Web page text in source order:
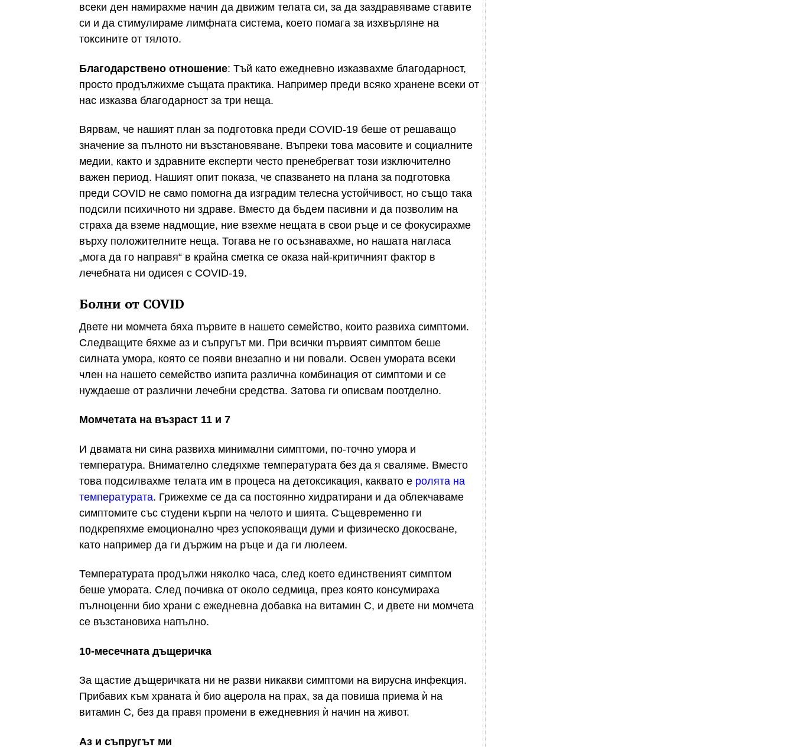
всеки ден намирахме начин да движим телата си, за да заздравяваме ставите
си и да стимулираме лимфната система, което помага за изхвърляне на
токсините от тялото.
Благодарствено отношение: Тъй като ежедневно изказвахме благодарност,
просто продължихме същата практика. Например преди всяко хранене всеки от
нас изказва благодарност за три неща.
Вярвам, че нашият план за подготовка преди COVID-19 беше от решаващо
значение за пълното ни възстановяване. Въпреки това масовите и социалните
медии, както и здравните експерти често пренебрегват този изключително
важен период. Нашият опит показа, че спазването на плана за подготовка
преди COVID не само помогна да изградим телесна устойчивост, но също така
подсили психичното ни здраве. Вместо да бъдем пасивни и да позволим на
страха да вземе надмощие, ние взехме нещата в свои ръце и се фокусирахме
върху положителните неща. Тогава не го осъзнавахме, но нашата нагласа
„мога да го направя“ в крайна сметка се оказа най-критичният фактор в
лечебната ни одисея с COVID-19.
Болни от COVID
Двете ни момчета бяха първите в нашето семейство, които развиха симптоми.
Следващите бяхме аз и съпругът ми. При всички първият симптом беше
силната умора, която се появи внезапно и ни повали. Освен умората всеки
член на нашето семейство изпита различна комбинация от симптоми и се
нуждаеше от различни лечебни средства. Затова ги описвам поотделно.
Момчетата на възраст 11 и 7
И двамата ни сина развиха минимални симптоми, по-точно умора и
температура. Внимателно следяхме температурата без да я сваляме. Вместо
това подсилвахме телата им в процеса на детоксикация, каквато е ролята на
температурата. Грижехме се да са постоянно хидратирани и да облекчаваме
симптомите със студени кърпи на челото и шията. Същевременно ги
подкрепяхме емоционално чрез успокояващи думи и физическо докосване,
като например да ги държим на ръце и да ги люлеем.
Температурата продължи няколко часа, след което единственият симптом
беше умората. След почивка от около седмица, през която консумираха
пълноценни био храни с ежедневна добавка на витамин С, и двете ни момчета
се възстановиха напълно.
10-месечната дъщеричка
За щастие дъщеричката ни не разви никакви симптоми на вирусна инфекция.
Прибавих към храната ѝ био ацерола на прах, за да повиша приема ѝ на
витамин С, без да правя промени в ежедневния ѝ начин на живот.
Аз и съпругът ми